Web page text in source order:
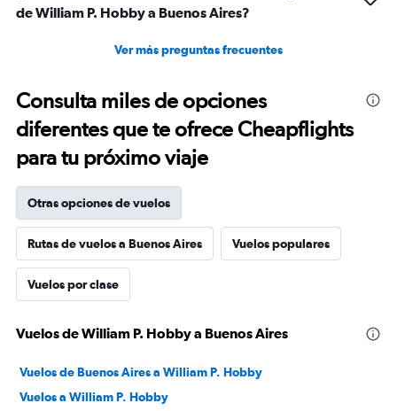
de William P. Hobby a Buenos Aires?
Ver más preguntas frecuentes
Consulta miles de opciones
diferentes que te ofrece Cheapflights
para tu próximo viaje
Otras opciones de vuelos
Rutas de vuelos a Buenos Aires Vuelos populares
Vuelos por clase
Vuelos de William P. Hobby a Buenos Aires
Vuelos de Buenos Aires a William P. Hobby
Vuelos a William P. Hobby